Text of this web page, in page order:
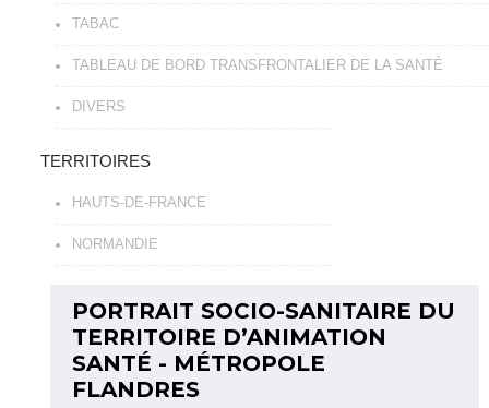
TABAC
TABLEAU DE BORD TRANSFRONTALIER DE LA SANTÉ
DIVERS
TERRITOIRES
HAUTS-DE-FRANCE
NORMANDIE
PORTRAIT SOCIO-SANITAIRE DU
TERRITOIRE D’ANIMATION
SANTÉ - MÉTROPOLE
FLANDRES